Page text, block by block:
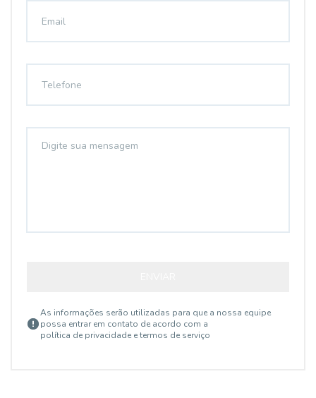
As informações serão utilizadas para que a nossa equipe
possa entrar em contato de acordo com a
política de privacidade e termos de serviço